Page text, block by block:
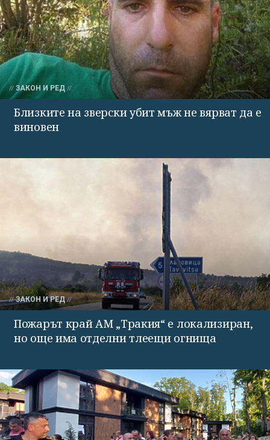
ЗАКОН И РЕД
Близките на зверски убит мъж не вярват да е
виновен
ЗАКОН И РЕД
Пожарът край АМ „Тракия“ е локализиран,
но още има отделни тлеещи огнища